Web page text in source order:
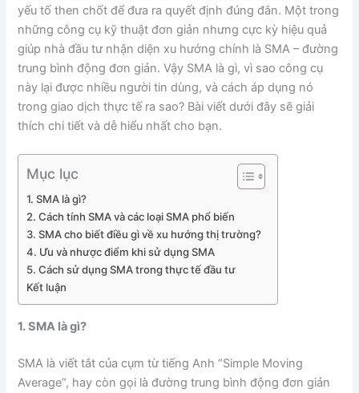
yếu tố then chốt để đưa ra quyết định đúng đắn. Một trong
những công cụ kỹ thuật đơn giản nhưng cực kỳ hiệu quả
giúp nhà đầu tư nhận diện xu hướng chính là SMA – đường
trung bình động đơn giản. Vậy SMA là gì, vì sao công cụ
này lại được nhiều người tin dùng, và cách áp dụng nó
trong giao dịch thực tế ra sao? Bài viết dưới đây sẽ giải
thích chi tiết và dễ hiểu nhất cho bạn.
Mục lục
1. SMA là gì?
2. Cách tính SMA và các loại SMA phổ biến
3. SMA cho biết điều gì về xu hướng thị trường?
4. Ưu và nhược điểm khi sử dụng SMA
5. Cách sử dụng SMA trong thực tế đầu tư
Kết luận
1. SMA là gì?
SMA là viết tắt của cụm từ tiếng Anh “Simple Moving
Average”, hay còn gọi là đường trung bình động đơn giản